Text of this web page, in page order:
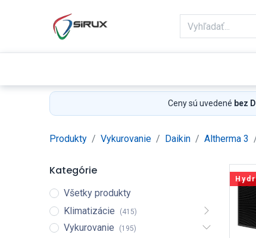
Ceny sú uvedené bez
Produkty Vykurovanie Daikin Altherma 3
Kategórie
Všetky produkty
Klimatizácie
(415)
Vykurovanie (195)